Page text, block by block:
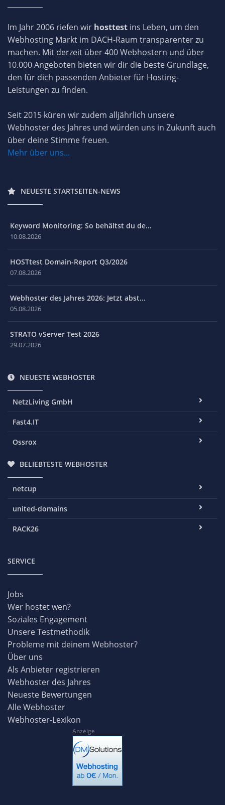
Im Jahr 2006 riefen wir hosttest ins Leben, um den
Webhosting Markt im DACH-Raum transparenter zu
machen. Mit derzeit über 400 Webhostern und über
10.000 Angeboten bieten wir dir die beste Grundlage,
den für dich passenden Anbieter für Hosting-
Leistungen zu finden.
Seit 2015 küren wir zudem alljährlich unsere
Webhoster des Jahres und würden uns in Zukunft auch
über deine Stimme freuen.
Mehr über uns...
NEUESTE STARTSEITEN-NEWS
Keyword Monitoring: So behältst du de...
10.08.2026
HOSTtest Domain-Report Q3/2026
07.08.2026
Webhoster des Jahres 2026: Jetzt abst...
05.08.2026
STRATO vServer Test 2026
29.07.2026
NEUESTE WEBHOSTER
NetzLiving GmbH
Fast4.IT
Ossrox
BELIEBTESTE WEBHOSTER
netcup
united-domains
RACK26
SERVICE
Jobs
Wer hostet wen?
Soziales Engagement
Unsere Testmethodik
Probleme mit deinem Webhoster?
Über uns
Als Anbieter registrieren
Webhoster des Jahres
Neueste Bewertungen
Alle Webhoster
Webhoster-Lexikon
Anzeige